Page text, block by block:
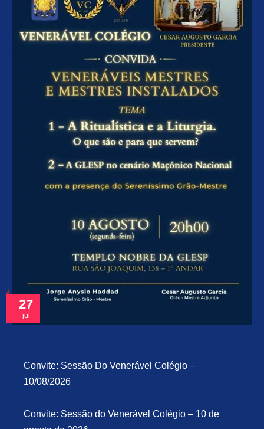
27
jul
Convite: Sessão Do Venerável Colégio –
10/08/2026
Convite: Sessão do Venerável Colégio – 10 de